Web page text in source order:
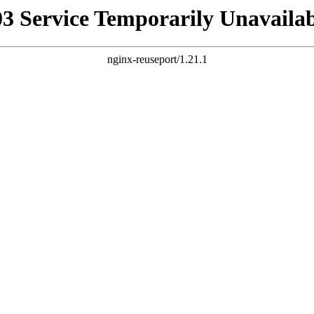
Service Temporarily
nginx-reuseport/1.21.1